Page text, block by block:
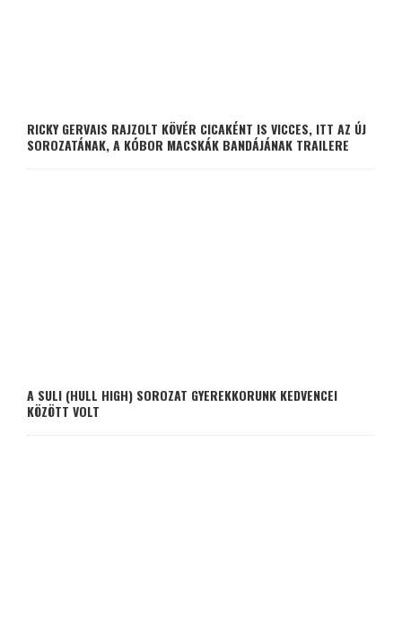
RICKY GERVAIS RAJZOLT KÖVÉR CICAKÉNT IS VICCES, ITT AZ ÚJ
SOROZATÁNAK, A KÓBOR MACSKÁK BANDÁJÁNAK TRAILERE
A SULI (HULL HIGH) SOROZAT GYEREKKORUNK KEDVENCEI
KÖZÖTT VOLT